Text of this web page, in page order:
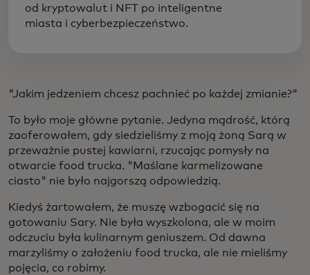
od kryptowalut i NFT po inteligentne
miasta i cyberbezpieczeństwo.
"Jakim jedzeniem chcesz pachnieć po każdej zmianie?"
To było moje główne pytanie. Jedyna mądrość, którą
zaoferowałem, gdy siedzieliśmy z moją żoną Sarą w
przeważnie pustej kawiarni, rzucając pomysły na
otwarcie food trucka. "Maślane karmelizowane
ciasto" nie było najgorszą odpowiedzią.
Kiedyś żartowałem, że muszę wzbogacić się na
gotowaniu Sary. Nie była wyszkolona, ale w moim
odczuciu była kulinarnym geniuszem. Od dawna
marzyliśmy o założeniu food trucka, ale nie mieliśmy
pojęcia, co robimy.